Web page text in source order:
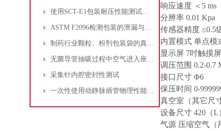
使用SCT-E1包装耐压性能测试仪检测液体沙拉酱包装的密封性能
ASTM F2096检测包装的泄漏与密封（气泡法）
制药行业颗粒、粉剂包装袋的真空衰减仪 重点推荐
无菌导管抽吸过程中空气进入座装配处的测试解说
采集针内腔密封性测试
一次性使用动静脉插管物理性能测试-泄漏试验
响应速度 ＜5 ms
分辨率 0.01 Kpa
传感器精度 ≤0.5
内置模式 单点模
显示屏 7吋触摸屏
调压范围 0.2-0.7
接口尺寸 Φ6
保压时间 0-
真空室（其它尺
设备尺寸 420（L
气源 压缩空气（